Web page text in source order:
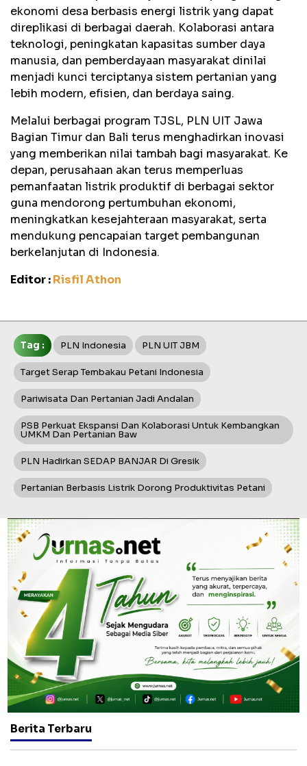
ekonomi desa berbasis energi listrik yang dapat
direplikasi di berbagai daerah. Kolaborasi antara
teknologi, peningkatan kapasitas sumber daya
manusia, dan pemberdayaan masyarakat dinilai
menjadi kunci terciptanya sistem pertanian yang
lebih modern, efisien, dan berdaya saing.
Melalui berbagai program TJSL, PLN UIT Jawa
Bagian Timur dan Bali terus menghadirkan inovasi
yang memberikan nilai tambah bagi masyarakat. Ke
depan, perusahaan akan terus memperluas
pemanfaatan listrik produktif di berbagai sektor
guna mendorong pertumbuhan ekonomi,
meningkatkan kesejahteraan masyarakat, serta
mendukung pencapaian target pembangunan
berkelanjutan di Indonesia.
Editor :Risfil Athon
Tag : PLN Indonesia PLN UIT JBM
Target Serap Tembakau Petani Indonesia
Pariwisata Dan Pertanian Jadi Andalan
PSB Perkuat Ekspansi Dan Kolaborasi Untuk Kembangkan
UMKM Dan Pertanian Baw
PLN Hadirkan SEDAP BANJAR Di Gresik
Pertanian Berbasis Listrik Dorong Produktivitas Petani
Berita Terbaru